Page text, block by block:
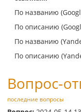
По названию
По описанию
По названию
По описанию
Вопрос-
последние вопросы